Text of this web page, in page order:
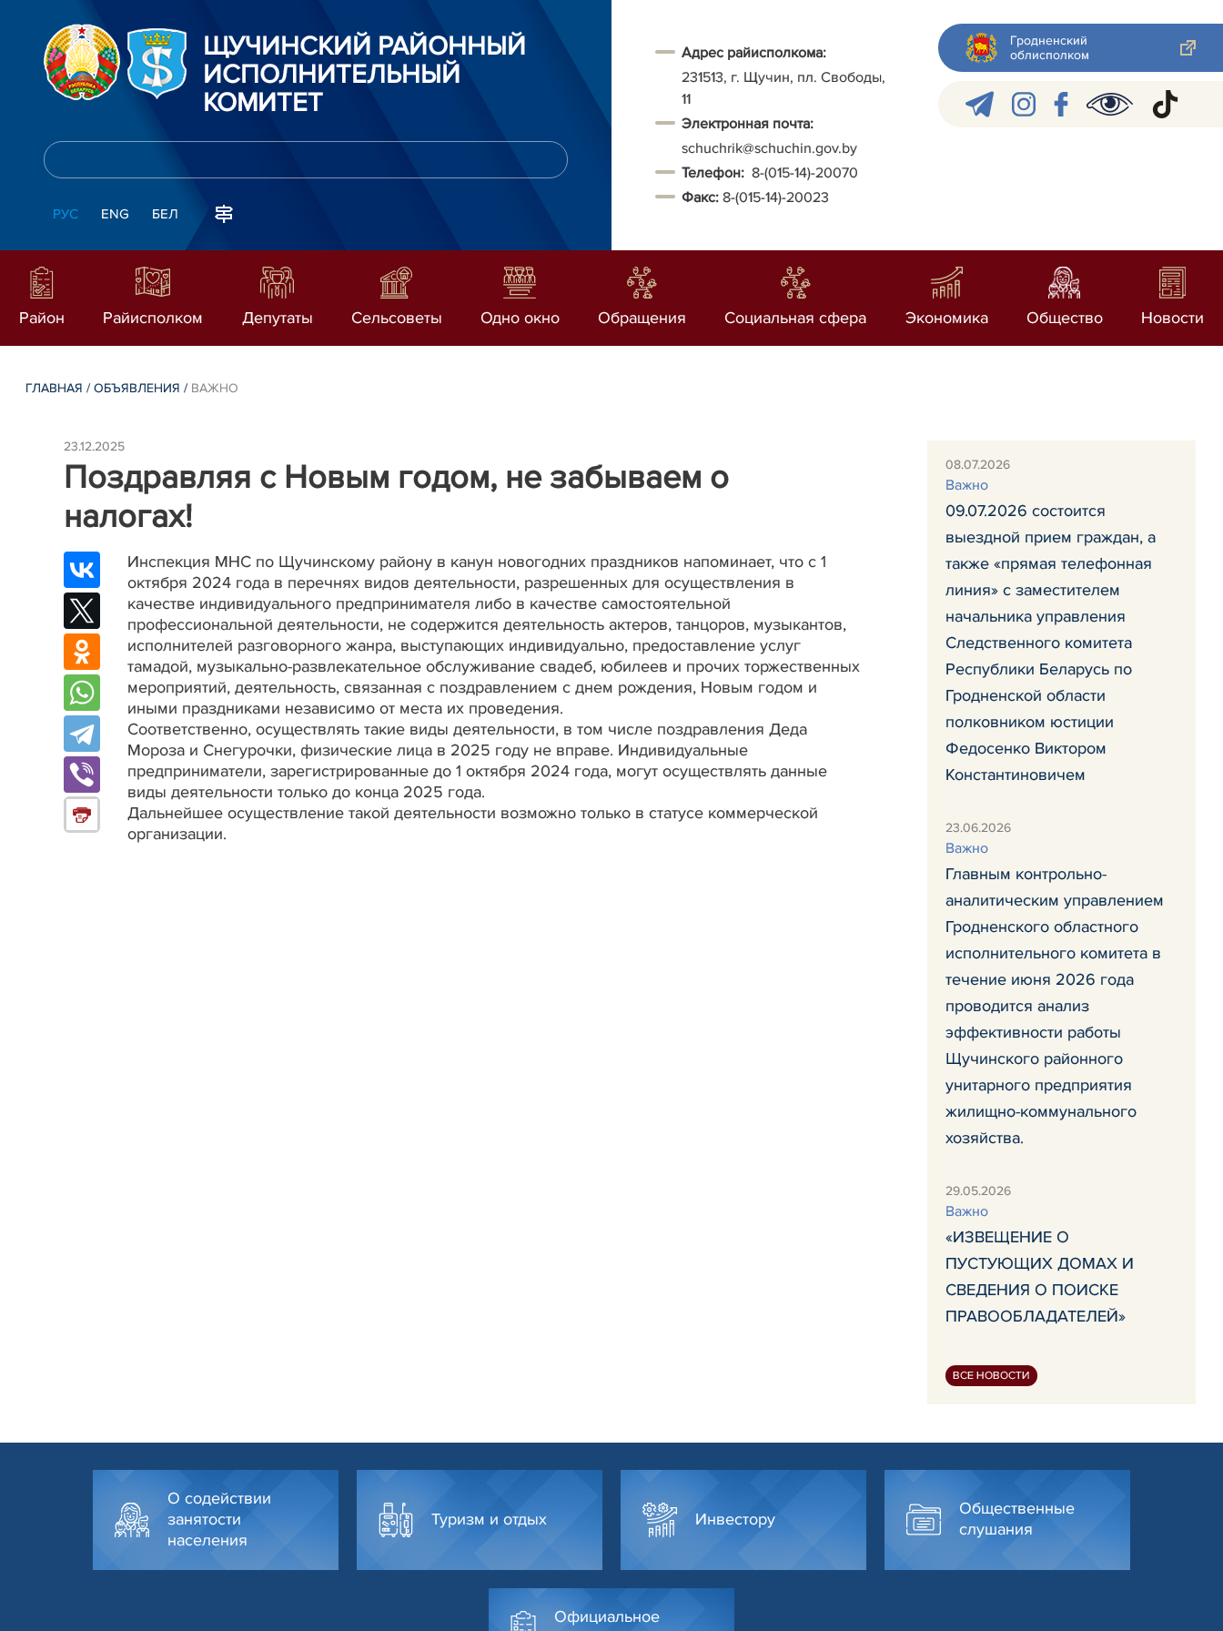
ЩУЧИНСКИЙ РАЙОННЫЙ
ИСПОЛНИТЕЛЬНЫЙ
КОМИТЕТ
РУС ENG БЕЛ
Адрес райисполкома:
231513, г. Щучин, пл. Свободы,
11
Электронная почта:
schuchrik@schuchin.gov.by
Телефон: 8-(015-14)-20070
Факс: 8-(015-14)-20023
Гродненский
облисполком
Район Райисполком Депутаты Сельсоветы Одно окно Обращения Социальная сфера Экономика Общество Новости
ГЛАВНАЯ /ОБЪЯВЛЕНИЯ / ВАЖНО
23.12.2025
Поздравляя с Новым годом, не забываем о
налогах!
Инспекция МНС по Щучинскому району в канун новогодних праздников напоминает, что с 1
октября 2024 года в перечнях видов деятельности, разрешенных для осуществления в
качестве индивидуального предпринимателя либо в качестве самостоятельной
профессиональной деятельности, не содержится деятельность актеров, танцоров, музыкантов,
исполнителей разговорного жанра, выступающих индивидуально, предоставление услуг
тамадой, музыкально-развлекательное обслуживание свадеб, юбилеев и прочих торжественных
мероприятий, деятельность, связанная с поздравлением с днем рождения, Новым годом и
иными праздниками независимо от места их проведения.
Соответственно, осуществлять такие виды деятельности, в том числе поздравления Деда
Мороза и Снегурочки, физические лица в 2025 году не вправе. Индивидуальные
предприниматели, зарегистрированные до 1 октября 2024 года, могут осуществлять данные
виды деятельности только до конца 2025 года.
Дальнейшее осуществление такой деятельности возможно только в статусе коммерческой
организации.
08.07.2026
Важно
09.07.2026 состоится
выездной прием граждан, а
также «прямая телефонная
линия» с заместителем
начальника управления
Следственного комитета
Республики Беларусь по
Гродненской области
полковником юстиции
Федосенко Виктором
Константиновичем
23.06.2026
Важно
Главным контрольно-
аналитическим управлением
Гродненского областного
исполнительного комитета в
течение июня 2026 года
проводится анализ
эффективности работы
Щучинского районного
унитарного предприятия
жилищно-коммунального
хозяйства.
29.05.2026
Важно
«ИЗВЕЩЕНИЕ О
ПУСТУЮЩИХ ДОМАХ И
СВЕДЕНИЯ О ПОИСКЕ
ПРАВООБЛАДАТЕЛЕЙ»
ВСЕ НОВОСТИ
О содействии
занятости
населения
Туризм и отдых Инвестору
Общественные
слушания
Официальное